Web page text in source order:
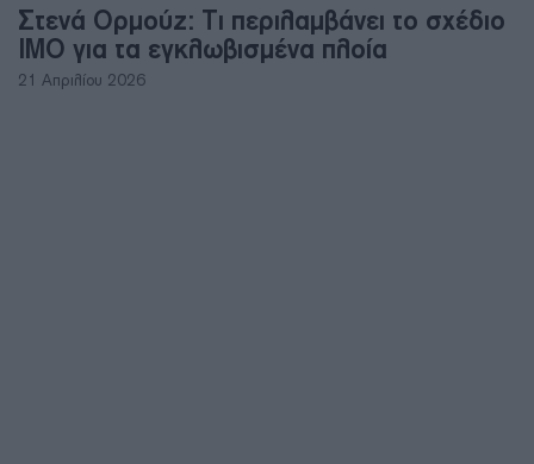
Στενά Ορμούζ: Τι περιλαμβάνει το σχέδιο
IMO για τα εγκλωβισμένα πλοία
21 Απριλίου 2026